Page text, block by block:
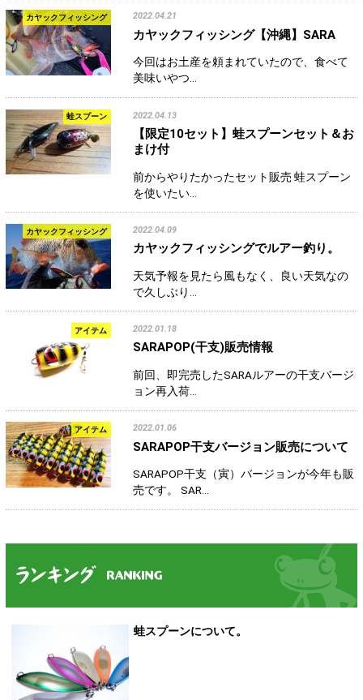
カヤックフィッシング 2022.04.21
カヤックフィッシング【沖縄】SARA
今回はお土産を頼まれていたので、食べて
美味いやつ…
蛙スプーン 2022.04.13
【限定10セット】蛙スプーンセット＆お
まけ付
前からやりたかったセット販売 蛙スプーン
を使いたい…
カヤックフィッシング 2022.04.09
カヤックフィッシングでルアー釣り。
天気予報を見たら風もなく、良い天気なの
で久しぶり…
アイテム 2022.01.18
SARAPOP(干支)販売情報
前回、即完売したSARAルアーの干支バージ
ョン再入荷…
アイテム 2022.01.06
SARAPOP干支バージョン販売について
SARAPOP干支（寅）バージョンが今年も販
売です。 SAR…
蛙スプーンについて。